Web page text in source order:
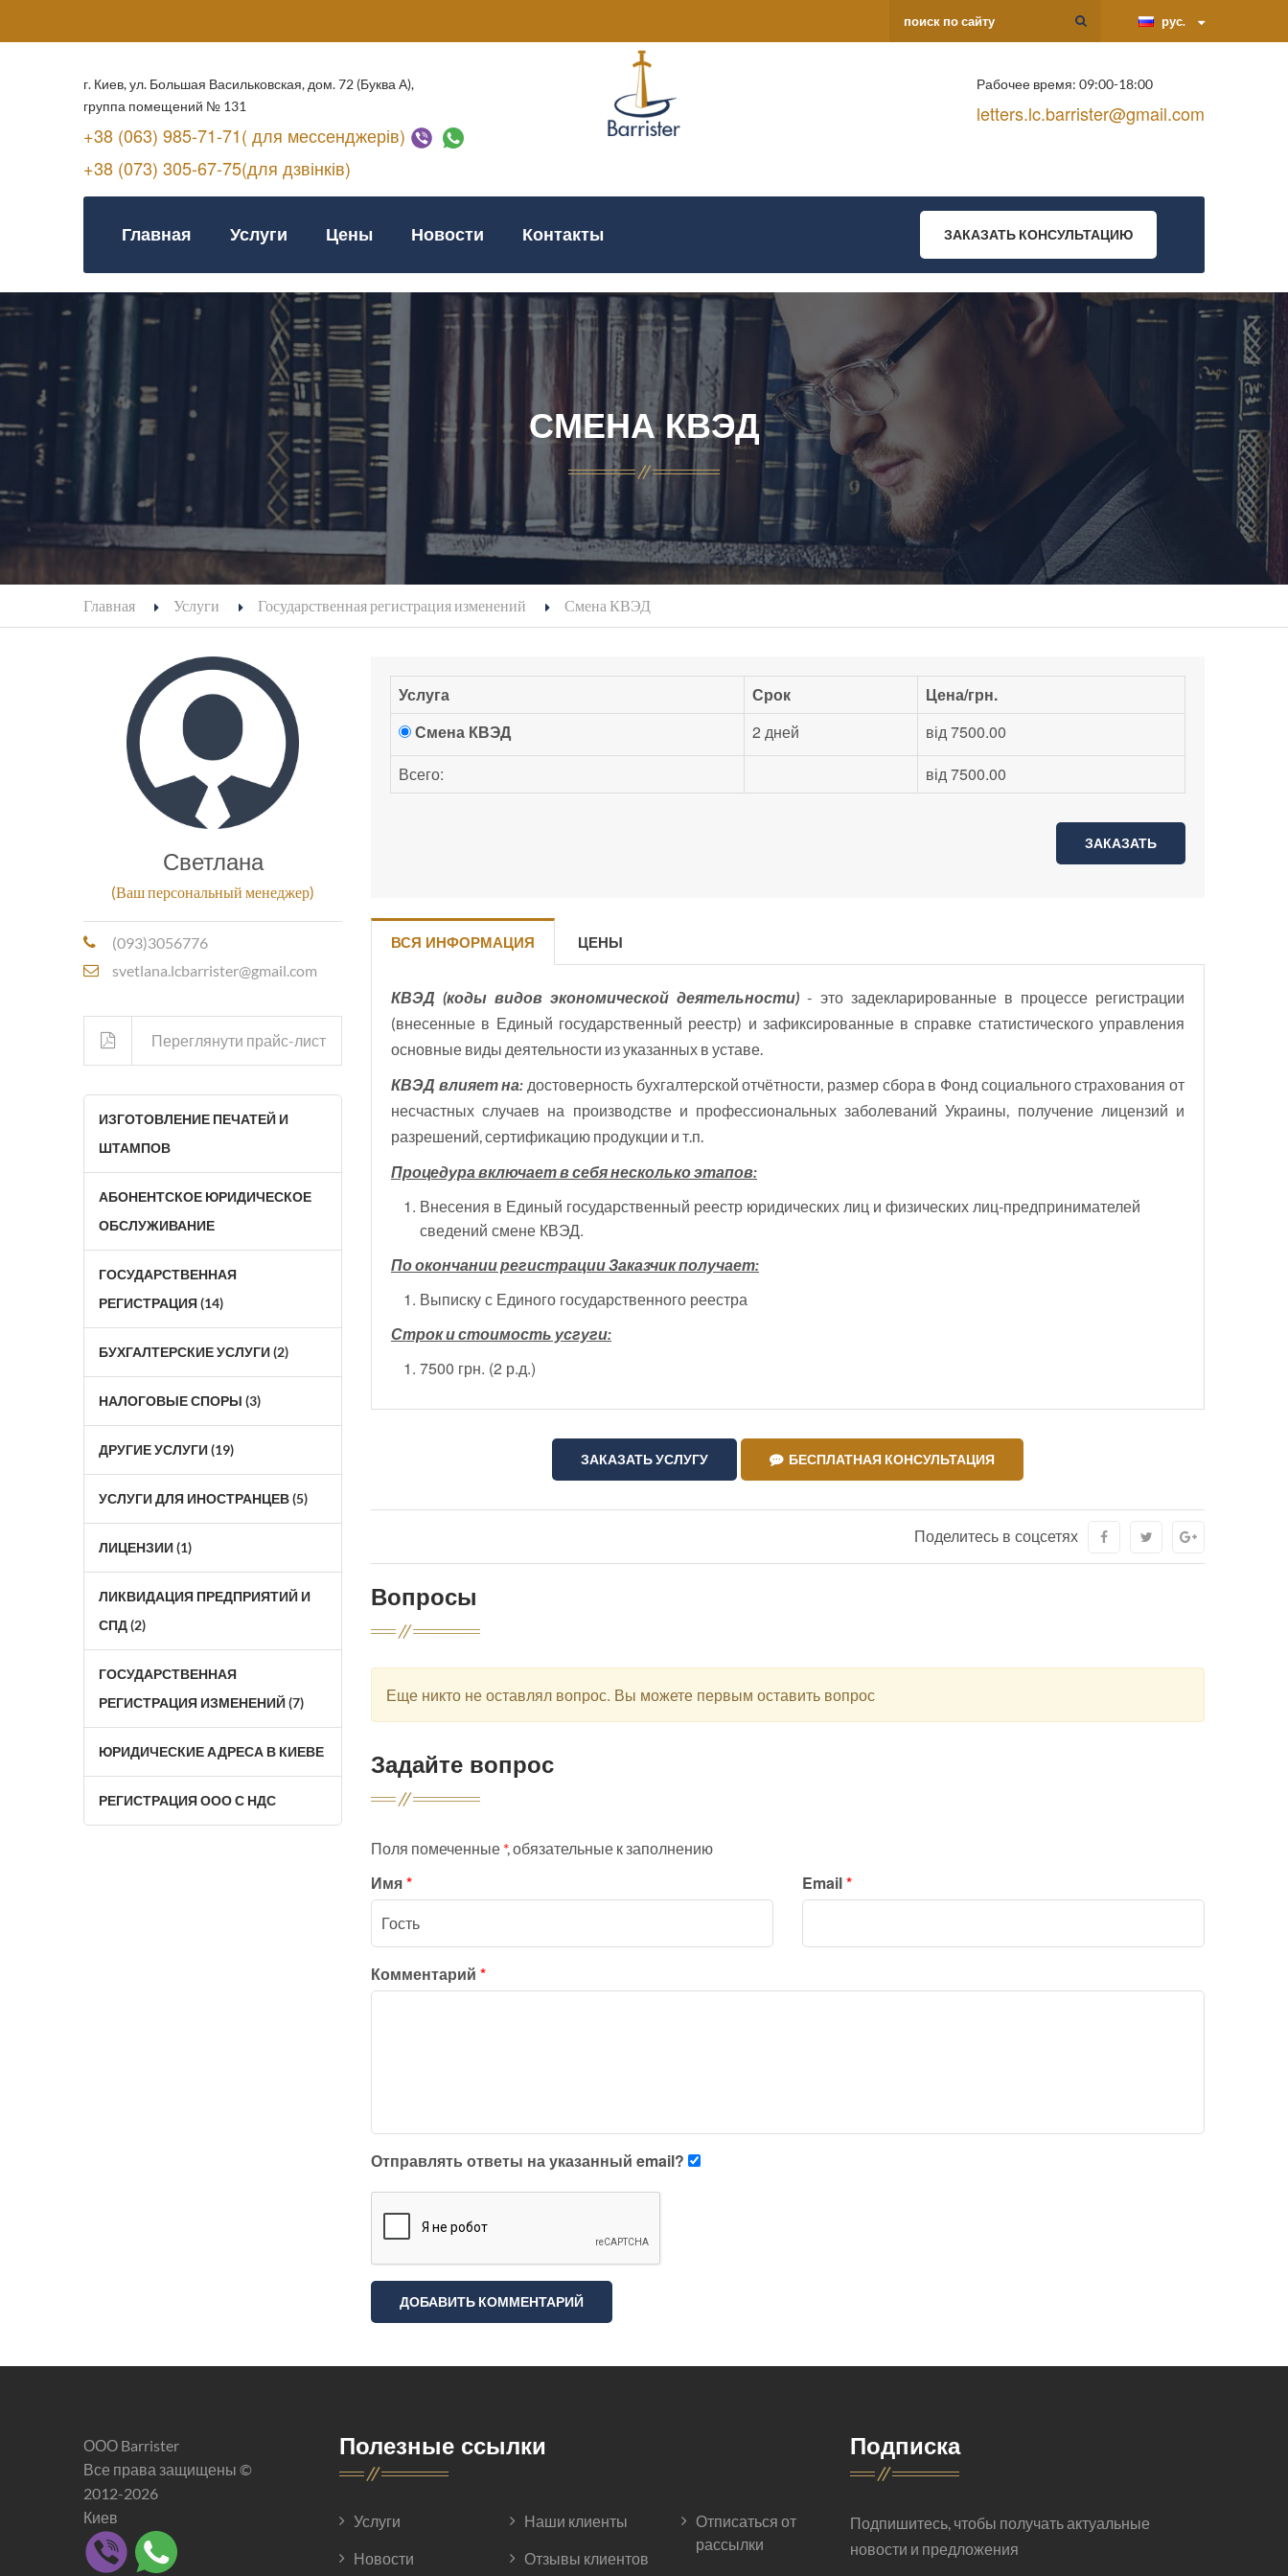
рус.
г. Киев, ул. Большая Васильковская, дом. 72 (Буква А),
группа помещений № 131
+38 (063) 985-71-71( для мессенджерів)
+38 (073) 305-67-75(для дзвінків)
Рабочее время: 09:00-18:00
letters.lc.barrister@gmail.com
Главная Услуги Цены Новости Контакты ЗАКАЗАТЬ КОНСУЛЬТАЦИЮ
СМЕНА КВЭД
Главная Услуги Государственная регистрация изменений Смена КВЭД
Светлана
(Ваш персональный менеджер)
(093)3056776
svetlana.lcbarrister@gmail.com
Переглянути прайс-лист
ИЗГОТОВЛЕНИЕ ПЕЧАТЕЙ И
ШТАМПОВ
АБОНЕНТСКОЕ ЮРИДИЧЕСКОЕ
ОБСЛУЖИВАНИЕ
ГОСУДАРСТВЕННАЯ
РЕГИСТРАЦИЯ (14)
БУХГАЛТЕРСКИЕ УСЛУГИ (2)
НАЛОГОВЫЕ СПОРЫ (3)
ДРУГИЕ УСЛУГИ (19)
УСЛУГИ ДЛЯ ИНОСТРАНЦЕВ (5)
ЛИЦЕНЗИИ (1)
ЛИКВИДАЦИЯ ПРЕДПРИЯТИЙ И
СПД (2)
ГОСУДАРСТВЕННАЯ
РЕГИСТРАЦИЯ ИЗМЕНЕНИЙ (7)
ЮРИДИЧЕСКИЕ АДРЕСА В КИЕВЕ
РЕГИСТРАЦИЯ ООО С НДС
Услуга Срок
Цена/грн.
Смена КВЭД
2 дней
від 7500.00
Всего:
від 7500.00
ВСЯ ИНФОРМАЦИЯ ЦЕНЫ
КВЭД (коды видов экономической деятельности) - это задекларированные в процессе регистрации
(внесенные в Единый государственный реестр) и зафиксированные в справке статистического управления
основные виды деятельности из указанных в уставе.
КВЭД влияет на: достоверность бухгалтерской отчётности, размер сбора в Фонд социального страхования от
несчастных случаев на производстве и профессиональных заболеваний Украины, получение лицензий и
разрешений, сертификацию продукции и т.п.
Процедура включает в себя несколько этапов:
Внесения в Единый государственный реестр юридических лиц и физических лиц-предпринимателей
сведений смене КВЭД.
По окончании регистрации Заказчик получает:
Выписку с Единого государственного реестра
Строк и стоимость усгуги:
7500 грн. (2 р.д.)
ЗАКАЗАТЬ УСЛУГУ БЕСПЛАТНАЯ КОНСУЛЬТАЦИЯ
Поделитесь в соцсетях
Вопросы
Еще никто не оставлял вопрос. Вы можете первым оставить вопрос
Задайте вопрос
Поля помеченные *, обязательные к заполнению
Имя* Email*
Комментарий *
Отправлять ответы на указанный email?
ООО Barrister
Все права защищены ©
2012-2026
Киев
Полезные ссылки
Услуги
Новости
Наши клиенты
Отзывы клиентов
Отписаться от
рассылки
Подписка
Подпишитесь, чтобы получать актуальные
новости и предложения